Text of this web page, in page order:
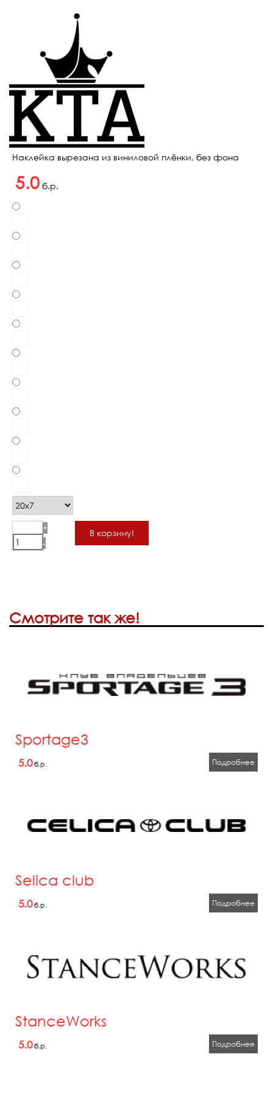
Наклейка вырезана из виниловой плёнки, без фона
5.0 б.р.
+
-
В корзину!
Смотрите так же!
Sportage3
5.0б.р. Подробнее
Selica club
5.0б.р. Подробнее
StanceWorks
5.0б.р. Подробнее